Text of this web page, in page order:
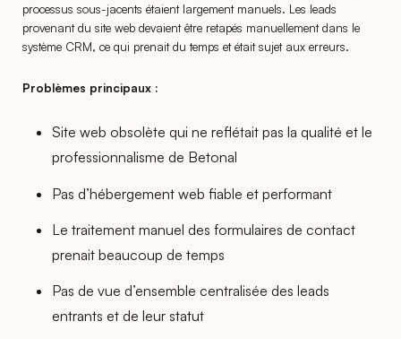
processus sous-jacents étaient largement manuels. Les leads
provenant du site web devaient être retapés manuellement dans le
système CRM, ce qui prenait du temps et était sujet aux erreurs.
Problèmes principaux :
Site web obsolète qui ne reflétait pas la qualité et le
professionnalisme de Betonal
Pas d’hébergement web fiable et performant
Le traitement manuel des formulaires de contact
prenait beaucoup de temps
Pas de vue d’ensemble centralisée des leads
entrants et de leur statut